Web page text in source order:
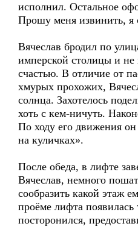
исполнил. Остальное
Прошу меня извинить, я
Вячеслав бродил по
имперской столицы и не
счастью. В отличие от
хмурых прохожих,
солнца. Захотелось
хоть с кем-ничуть.
По ходу его движения
на куличках».
После обеда, в лифте
Вячеслав, немного
сообразить какой этаж
проёме лифта появилась
посторонился,